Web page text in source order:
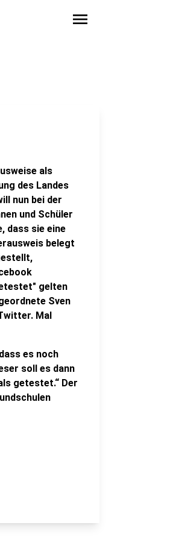
menu
als
des Landes
nun bei der
und Schüler
dass sie eine
belegt
gelten
Sven
Mal
es noch
soll es dann
getestet.“ Der